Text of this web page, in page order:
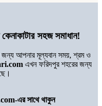
সহজ সমাধান!
জন্য আপনার মূল্যবান সময়, শ্রম ও
এখন ফরিদপুর শহরের জন্য
এর সাথে থাকুন